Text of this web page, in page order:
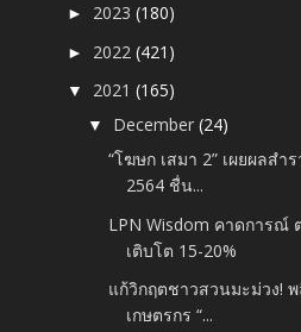
► 2023(180)
► 2022(421)
▼ 2021(165)
▼ December(24)
“โฆษก เสมา 2” เผยผลสำ
2564 ชื่น...
LPN Wisdom คาดการณ์
เติบโต 15-20%
แก้วิกฤตชาวสวนมะม่วง!
เกษตรกร “...